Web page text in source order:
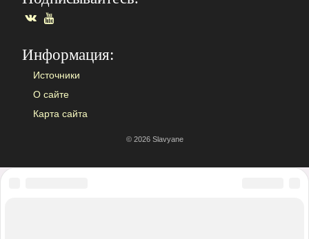
ВКонтакте
Информация:
Источники
О сайте
Карта сайта
© 2026 Slavyane